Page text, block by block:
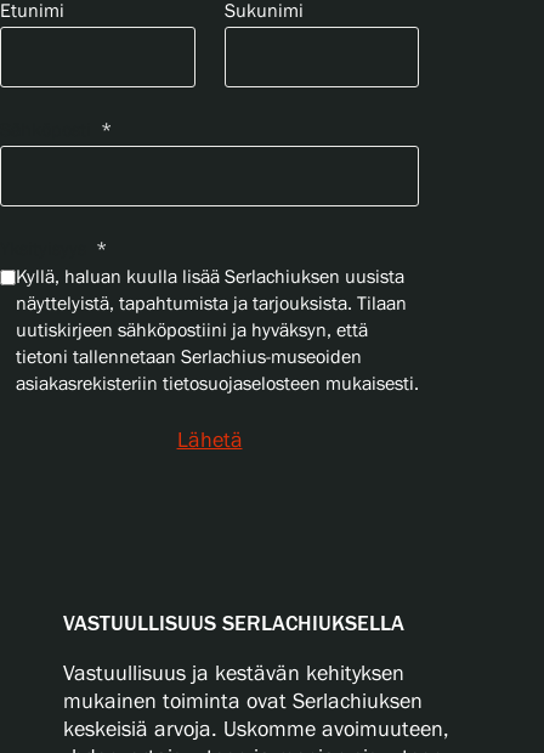
Etunimi
Sukunimi
*
*
Kyllä, haluan kuulla lisää Serlachiuksen uusista
näyttelyistä, tapahtumista ja tarjouksista. Tilaan
uutiskirjeen sähköpostiini ja hyväksyn, että
tietoni tallennetaan Serlachius-museoiden
asiakasrekisteriin tietosuojaselosteen mukaisesti.
Lähetä
VASTUULLISUUS SERLACHIUKSELLA
Vastuullisuus ja kestävän kehityksen
mukainen toiminta ovat Serlachiuksen
keskeisiä arvoja. Uskomme avoimuuteen,